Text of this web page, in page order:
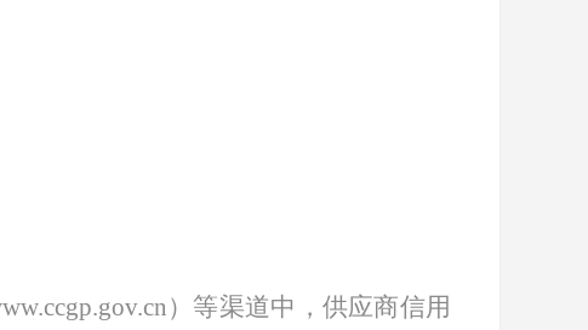
）等渠道中，供应商信用